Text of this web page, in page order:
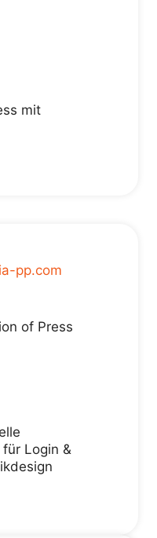
mit
of Press
Login &